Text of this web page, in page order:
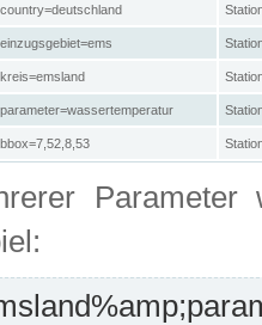
country=deutschland
einzugsgebiet=ems
kreis=emsland
parameter=wassertemperatur
bbox=7,52,8,53
Parameter